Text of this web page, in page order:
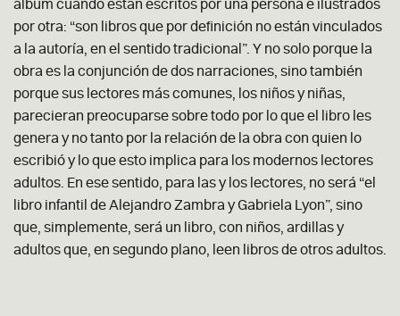
álbum cuando están escritos por una persona e ilustrados
por otra: “son libros que por definición no están vinculados
a la autoría, en el sentido tradicional”. Y no solo porque la
obra es la conjunción de dos narraciones, sino también
porque sus lectores más comunes, los niños y niñas,
parecieran preocuparse sobre todo por lo que el libro les
genera y no tanto por la relación de la obra con quien lo
escribió y lo que esto implica para los modernos lectores
adultos. En ese sentido, para las y los lectores, no será “el
libro infantil de Alejandro Zambra y Gabriela Lyon”, sino
que, simplemente, será un libro, con niños, ardillas y
adultos que, en segundo plano, leen libros de otros adultos.